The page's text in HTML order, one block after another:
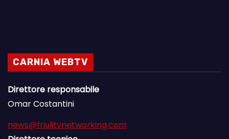
CARNIA WEBTV
Direttore responsabile
Omar Costantini
news@friulitvnetworking.com